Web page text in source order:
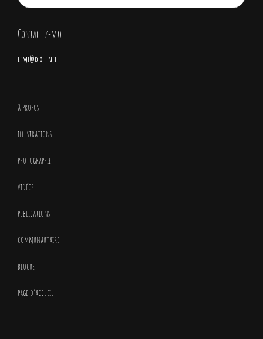
Contactez-moi
remi@dixit.net
à propos
illustrations
photographie
vidéos
publications
communautaire
blogue
page d’accueil